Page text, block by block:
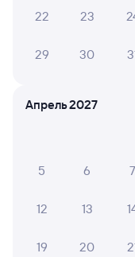
Мы используем
22 23
29 30
Апрель 2027
5 6 7
12 13
19 20